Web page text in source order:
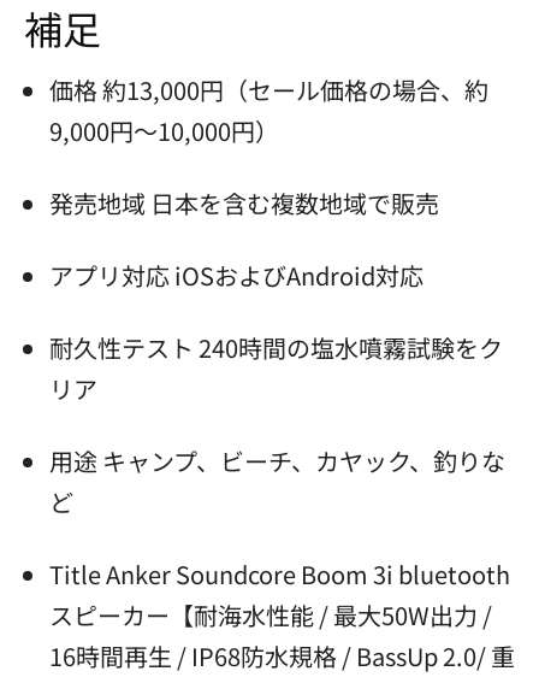
補足
価格 約13,000円（セール価格の場合、約
9,000円～10,000円）
発売地域 日本を含む複数地域で販売
アプリ対応 iOSおよびAndroid対応
耐久性テスト 240時間の塩水噴霧試験をク
リア
用途 キャンプ、ビーチ、カヤック、釣りな
ど
Title Anker Soundcore Boom 3i bluetooth
スピーカー【耐海水性能 / 最大50W出力 /
16時間再生 / IP68防水規格 / BassUp 2.0/ 重